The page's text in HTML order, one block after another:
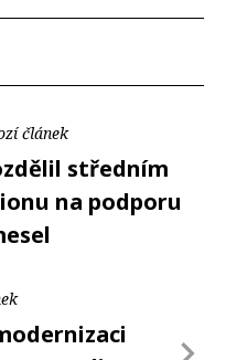
článek
středním
na podporu